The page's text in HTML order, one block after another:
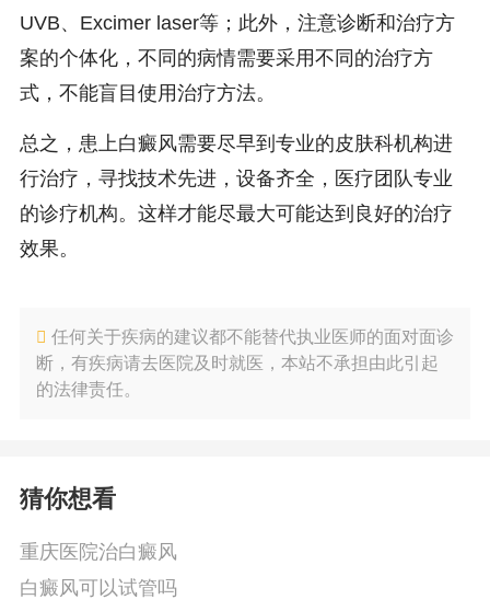
UVB、Excimer laser等；此外，注意诊断和治疗方
案的个体化，不同的病情需要采用不同的治疗方
式，不能盲目使用治疗方法。
总之，患上白癜风需要尽早到专业的皮肤科机构进
行治疗，寻找技术先进，设备齐全，医疗团队专业
的诊疗机构。这样才能尽最大可能达到良好的治疗
效果。
任何关于疾病的建议都不能替代执业医师的面对面诊
断，有疾病请去医院及时就医，本站不承担由此引起
的法律责任。
猜你想看
重庆医院治白癜风
白癜风可以试管吗